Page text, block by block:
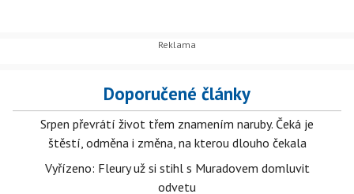
Doporučené články
Srpen převrátí život třem znamením naruby. Čeká je
štěstí, odměna i změna, na kterou dlouho čekala
Vyřízeno: Fleury už si stihl s Muradovem domluvit
odvetu